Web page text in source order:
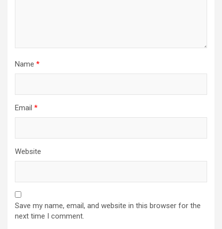
Name *
Email *
Website
Save my name, email, and website in this browser for the
next time I comment.